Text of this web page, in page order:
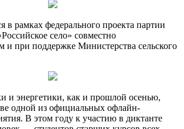
в рамках федерального проекта партии
село» совместно
и при поддержке Министерства сельского
и энергетики, как и прошлой осенью,
одной из официальных офлайн-
В этом году к участию в диктанте